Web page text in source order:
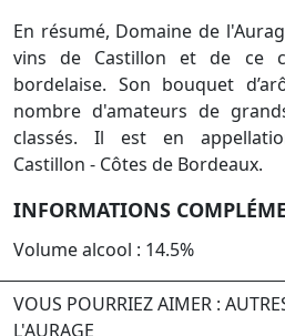
En résumé, Domaine de
vins de Castillon et de ce
bordelaise. Son bouquet
nombre d'amateurs de
classés. Il est en
Castillon - Côtes de Bordeaux.
INFORMATIONS
Volume alcool : 14.5%
VOUS POURRIEZ AIMER :
L'AURAGE